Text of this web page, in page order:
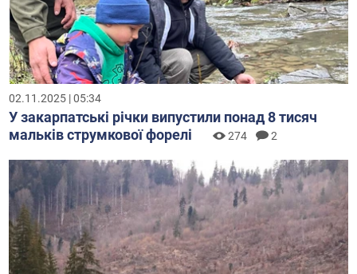
02.11.2025 | 05:34
У закарпатські річки випустили понад 8 тисяч
мальків струмкової форелі
274 2